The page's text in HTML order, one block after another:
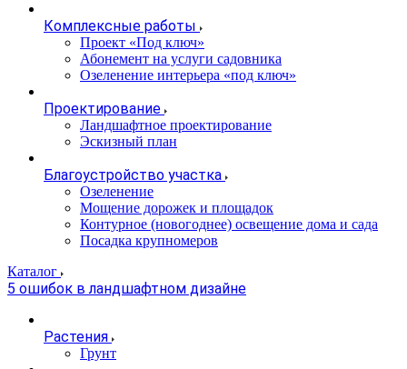
Комплексные работы
Проект «Под ключ»
Абонемент на услуги садовника
Озеленение интерьера «под ключ»
Проектирование
Ландшафтное проектирование
Эскизный план
Благоустройство участка
Озеленение
Мощение дорожек и площадок
Контурное (новогоднее) освещение дома и сада
Посадка крупномеров
Каталог
5 ошибок в ландшафтном дизайне
Растения
Грунт